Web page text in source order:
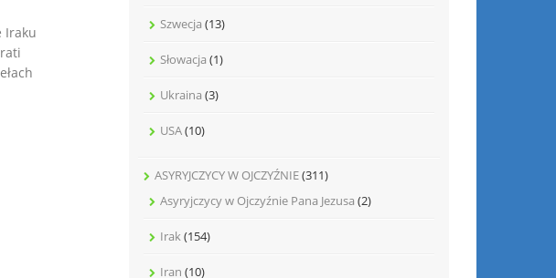
Iraku
Szwecja (13)
Słowacja (1)
Ukraina (3)
USA(10)
ASYRYJCZYCY W OJCZYŹNIE(311)
Asyryjczycy w Ojczyźnie Pana Jezusa (2)
Irak(154)
Iran (10)